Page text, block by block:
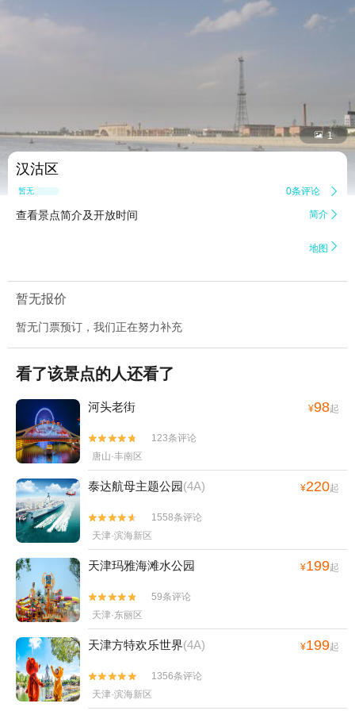
 1
汉沽区
暂无点评 0条评论 
查看景点简介及开放时间 简介 
地图 
暂无报价
暂无门票预订，我们正在努力补充
看了该景点的人还看了
河头老街 ¥98起


123条评论
唐山·丰南区
泰达航母主题公园(4A) ¥220起


1558条评论
天津·滨海新区
天津玛雅海滩水公园 ¥199起


59条评论
天津·东丽区
天津方特欢乐世界(4A) ¥199起


1356条评论
天津·滨海新区
